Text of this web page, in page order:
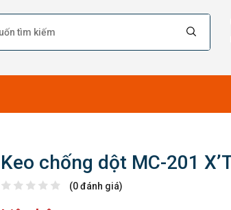
Keo chống dột MC-201
(0 đánh giá)